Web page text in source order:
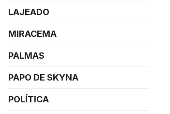
LAJEADO
MIRACEMA
PALMAS
PAPO DE SKYNA
POLÍTICA